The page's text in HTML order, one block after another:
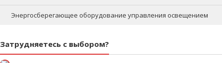
Энергосберегающее оборудование управления освещением
Затрудняетесь с выбором?